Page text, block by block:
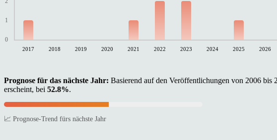
0
1
2017 2018 2019 2020 2021 2022 2023 2024 2025 2026
Prognose für das nächste Jahr: Basierend auf den Veröffentlichungen von 2006 bis
erscheint, bei 52.8%.
📈 Prognose-Trend fürs nächste Jahr